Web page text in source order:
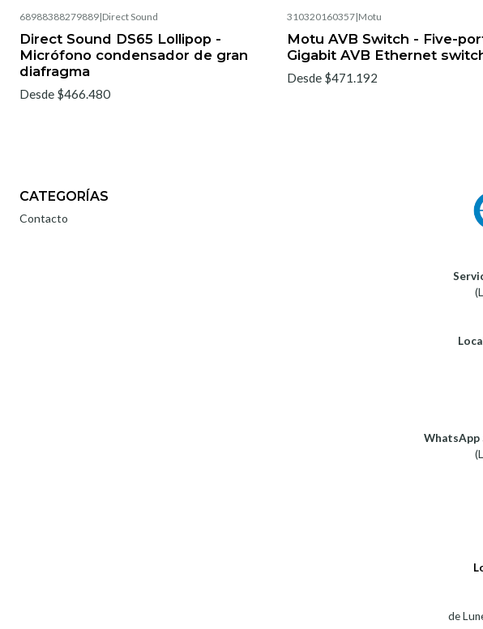
68988388279889|Direct Sound
Direct Sound DS65 Lollipop -
Micrófono condensador de gran
diafragma
Desde $466.480
310320160357|Motu
Motu AVB Switch - Five-
Gigabit AVB Ethernet
Desde $471.192
CATEGORÍAS
Contacto
WhatsApp
de